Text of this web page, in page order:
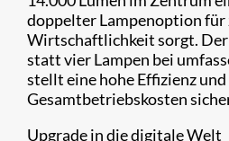
doppelter Lampenoption für
Wirtschaftlichkeit sorgt. Der
statt vier Lampen bei
stellt eine hohe Effizienz
Gesamtbetriebskosten
Upgrade in die digitale Welt